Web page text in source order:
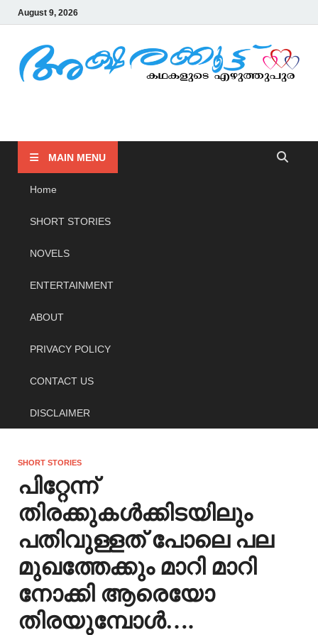
August 9, 2026
MAIN MENU
Home
SHORT STORIES
NOVELS
ENTERTAINMENT
ABOUT
PRIVACY POLICY
CONTACT US
DISCLAIMER
SHORT STORIES
പിറ്റേന്ന്
തിരക്കുകൾക്കിടയിലും
പതിവുള്ളത് പോലെ പല
മുഖത്തേക്കും മാറി മാറി
നോക്കി ആരെയോ
തിരയുമ്പോൾ….